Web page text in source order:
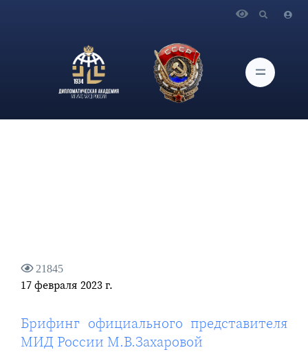
21845
17 февраля 2023 г.
Брифинг официального представителя
МИД России М.В.Захаровой